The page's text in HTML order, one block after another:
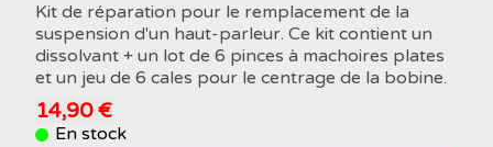
Kit de réparation pour le remplacement de la
suspension d'un haut-parleur. Ce kit contient un
dissolvant + un lot de 6 pinces à machoires plates
et un jeu de 6 cales pour le centrage de la bobine.
14,90 €
En stock